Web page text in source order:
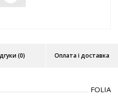
(0) Оплата і доставка
FOLIA